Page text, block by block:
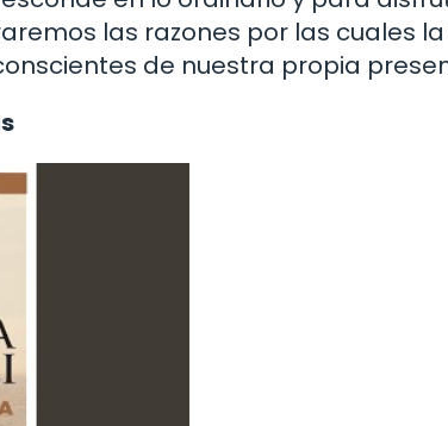
las razones por las cuales
de nuestra propia